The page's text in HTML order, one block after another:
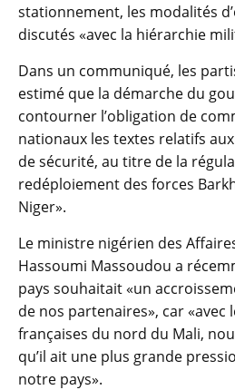
stationnement, les modalités
discutés «avec la hiérarchie
Dans un communiqué, les
estimé que la démarche du
contourner l’obligation de
nationaux les textes relatifs
de sécurité, au titre de la
redéploiement des forces
Niger».
Le ministre nigérien des
Hassoumi Massoudou a
pays souhaitait «un
de nos partenaires», car «avec
françaises du nord du Mali,
qu’il ait une plus grande
notre pays».